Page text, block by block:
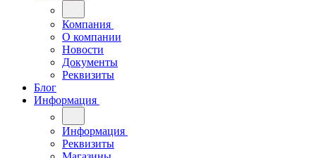
Компания
О компании
Новости
Документы
Реквизиты
Блог
Информация
Информация
Реквизиты